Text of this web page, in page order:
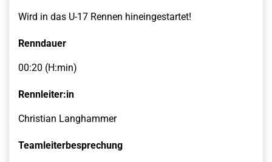
Wird in das U-17 Rennen hineingestartet!
Renndauer
00:20 (H:min)
Rennleiter:in
Christian Langhammer
Teamleiterbesprechung